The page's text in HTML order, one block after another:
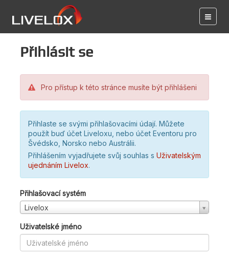
Přihlásit se
Pro přístup k této stránce musíte být přihlášeni
Přihlaste se svými přihlašovacími údají. Můžete
použít buď účet Liveloxu, nebo účet Eventoru pro
Švédsko, Norsko nebo Austrálii.
Přihlášením vyjadřujete svůj souhlas s Uživatelským
ujednáním Livelox.
Přihlašovací systém
Livelox
Uživatelské jméno